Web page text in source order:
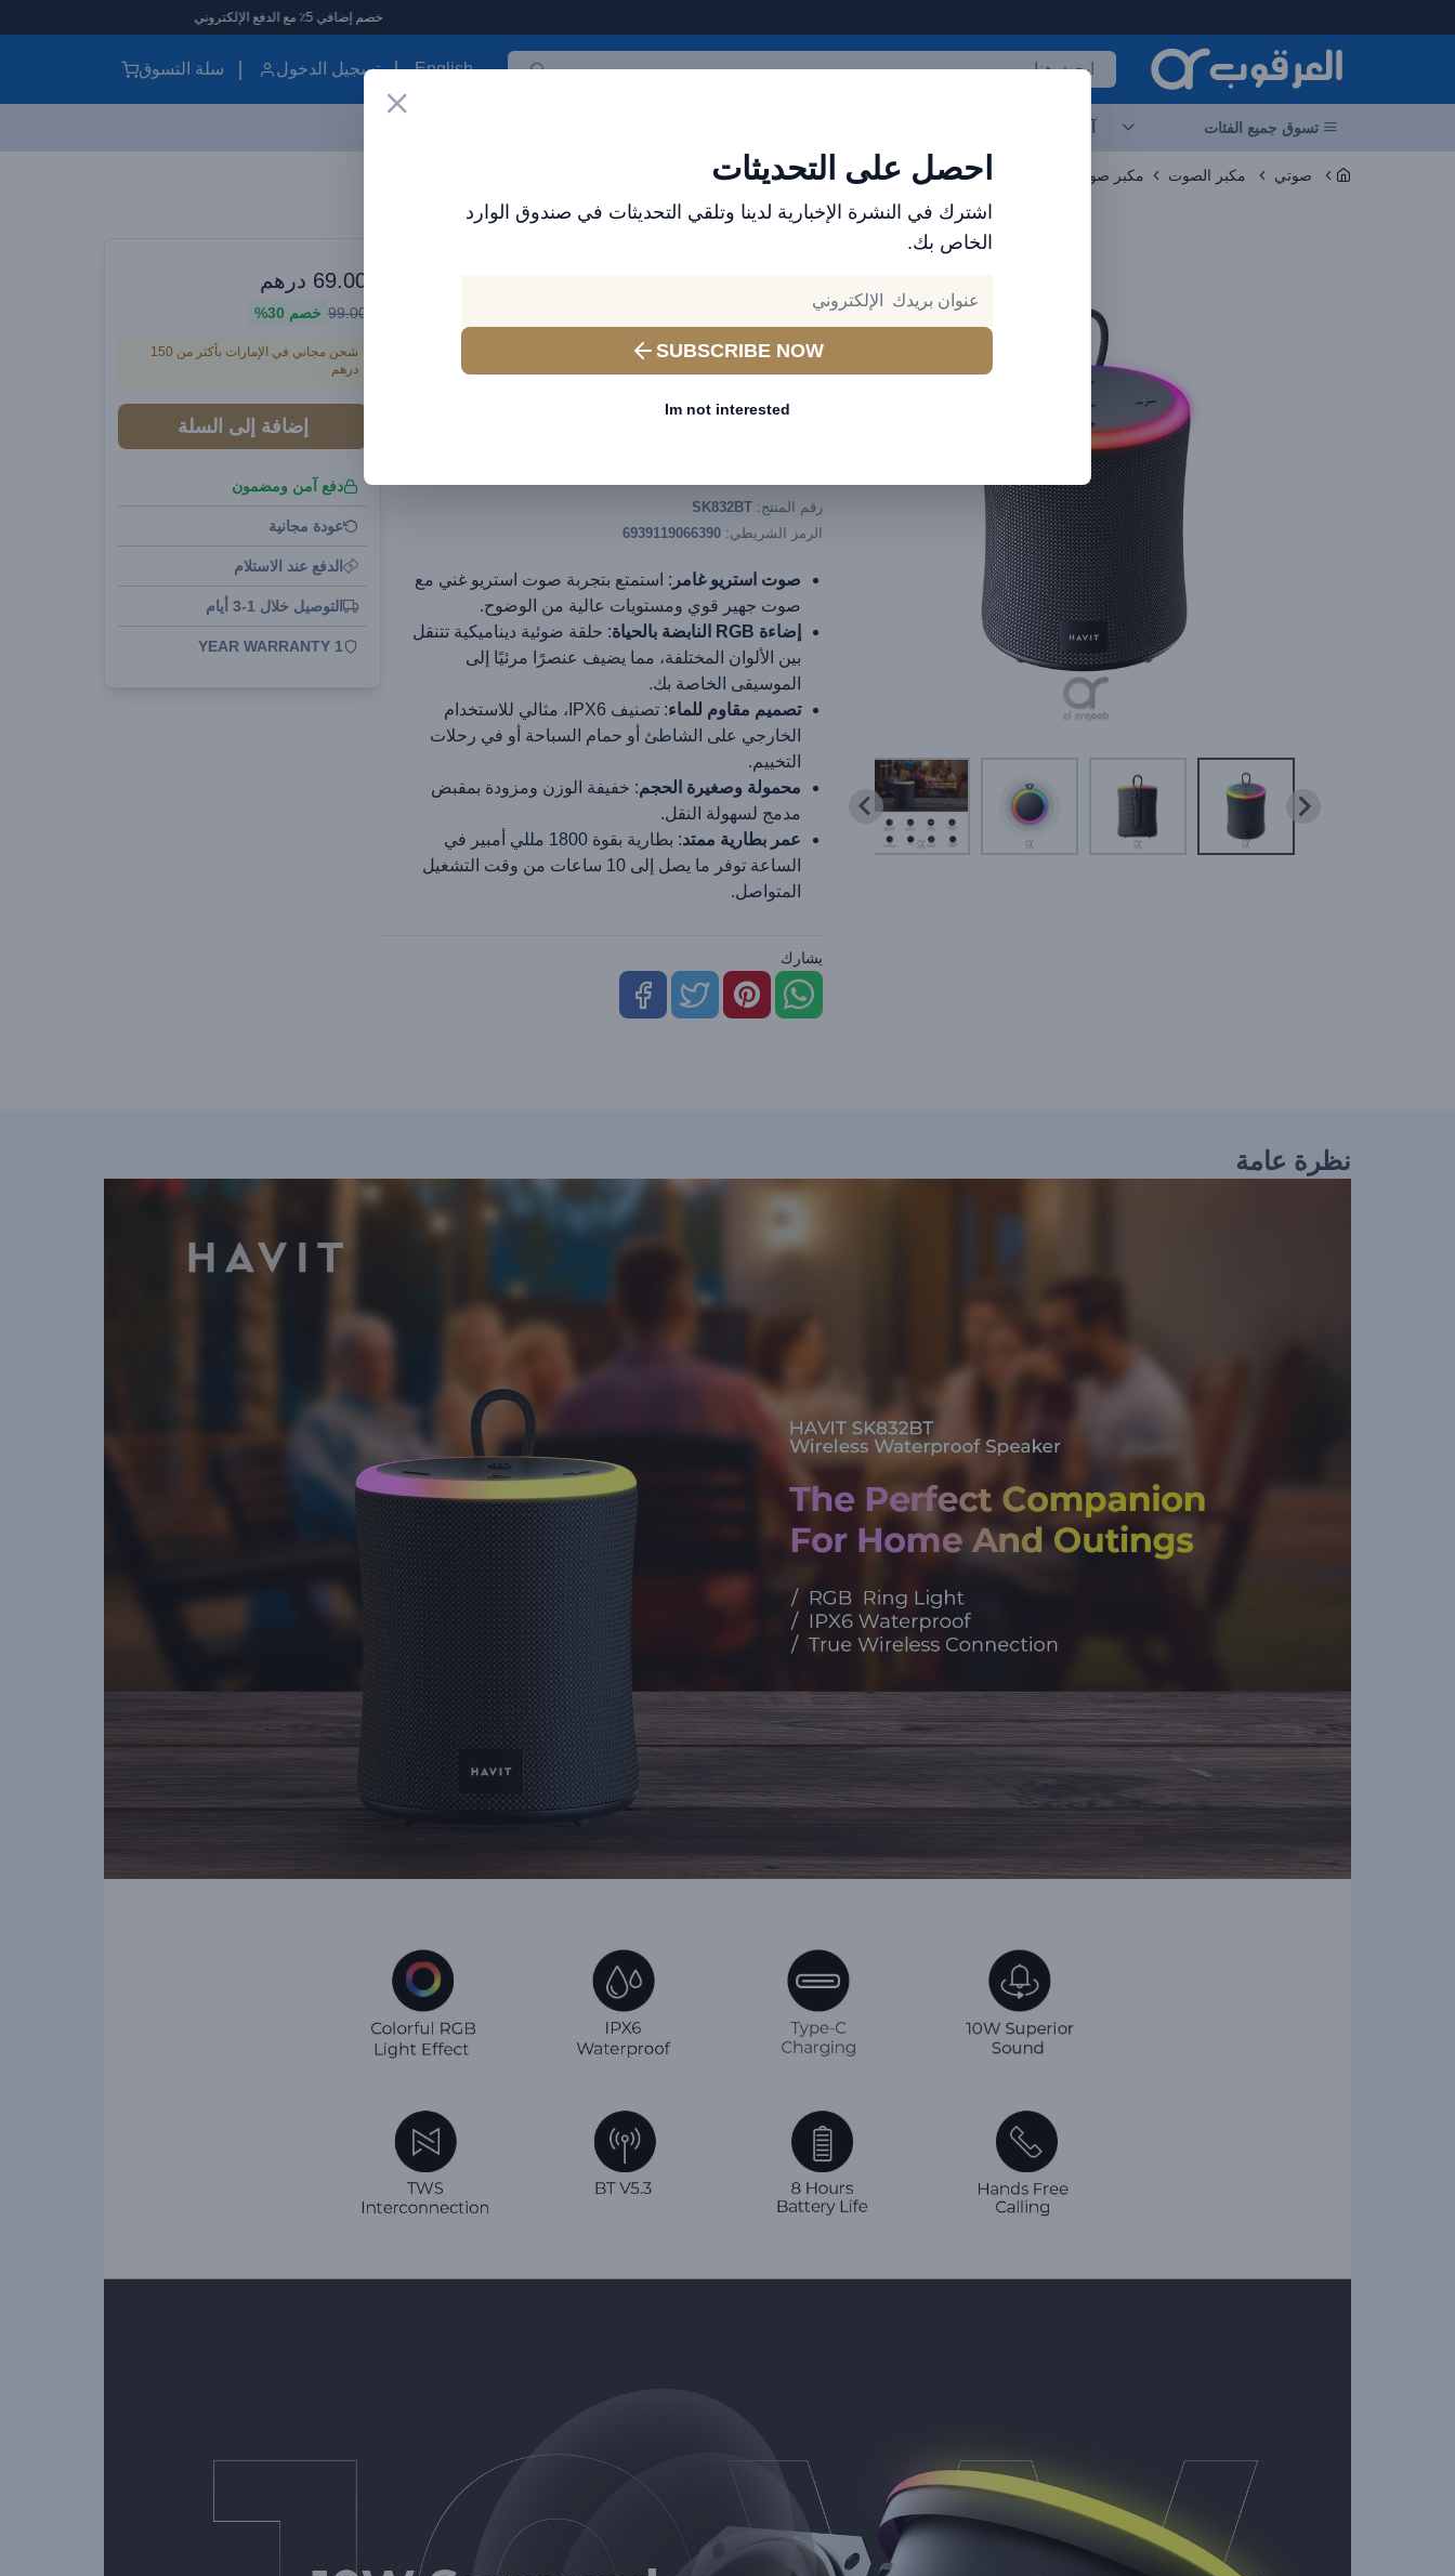
English تسجيل الدخول سلة التسوق
تسوق جميع الفئات
احصل على التحديثات
اشترك في النشرة الإخبارية لدينا وتلقي التحديثات في صندوق الوارد
الخاص بك.
SUBSCRIBE NOW
Im not interested
صوتي مكبر الصوت
أضواء RGB، صوت ستيريو قوي، مقاوم
رقم المنتج: SK832BT
الرمز الشريطي: 6939119066390
صوت استريو غامر : استمتع بتجربة صوت استريو غني مع
صوت جهير قوي ومستويات عالية من الوضوح.
إضاءة RGB النابضة بالحياة
: حلقة ضوئية ديناميكية تتنقل
بين الألوان المختلفة، مما يضيف عنصرًا مرئيًا إلى
الموسيقى الخاصة بك.
تصميم مقاوم للماء
: تصنيف IPX6، مثالي للاستخدام
الخارجي على الشاطئ أو حمام السباحة أو في رحلات
التخييم.
محمولة وصغيرة الحجم: خفيفة الوزن ومزودة بمقبض
مدمج لسهولة النقل.
عمر بطارية ممتد
: بطارية بقوة 1800 مللي أمبير في
الساعة توفر ما يصل إلى 10 ساعات من وقت التشغيل
المتواصل.
يشارك
69.00 درهم
99.00 خصم 30%
شحن مجاني في الإمارات بأكثر من 150
درهم
إضافة إلى السلة
دفع آمن ومضمون
عودة مجانية
الدفع عند الاستلام
التوصيل خلال 1-3 أيام
1 YEAR WARRANTY
نظرة عامة